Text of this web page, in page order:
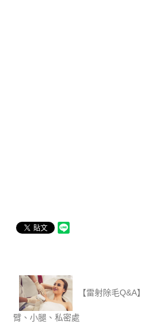
【雷射除毛
臂、小腿、私密處